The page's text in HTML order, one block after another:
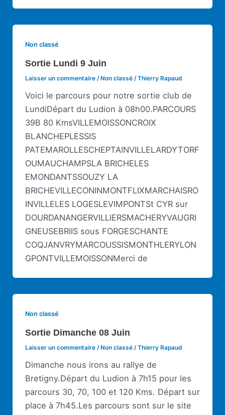
Non classé
Sortie Lundi 9 Juin
Laisser un commentaire / Non classé/Thierry Rapaud
Voici le parcours pour notre sortie club de
LundiDépart du Ludion à 08h00.PARCOURS
39B 80 KmsVILLEMOISSONCROIX
BLANCHEPLESSIS
PATEMAROLLESCHEPTAINVILLELARDYTORF
OUMAUCHAMPSLA BRICHELES
EMONDANTSSOUZY LA
BRICHEVILLECONINMONTFLIXMARCHAISRO
INVILLELES LOGESLEVIMPONTSt CYR sur
DOURDANANGERVILLIERSMACHERYVAUGRI
GNEUSEBRIIS sous FORGESCHANTE
COQJANVRYMARCOUSSISMONTHLERYLON
GPONTVILLEMOISSONMerci de
Non classé
Sortie Dimanche 08 Juin
Laisser un commentaire / Non classé/Thierry Rapaud
Dimanche nous irons au rallye de
Bretigny.Départ du Ludion à 7h15 pour les
parcours 30, 70, 100 et 120 Kms. Départ sur
place à 7h45.Les parcours sont sur le site